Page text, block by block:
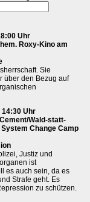
Uhr
Roxy-Kino am
Sie
über den Bezug auf
14:30 Uhr
Wald-statt-
Change Camp
Justiz und
ist
es auch sein, da es
Strafe geht. Es
zu schützen.